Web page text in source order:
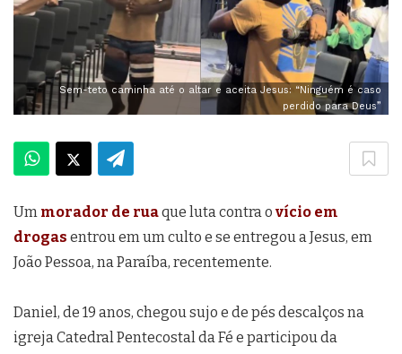
Sem-teto caminha até o altar e aceita Jesus: “Ninguém é caso
perdido para Deus”
Um morador de ruaque luta contra o vício em
drogas entrou em um culto e se entregou a Jesus, em
João Pessoa, na Paraíba, recentemente.
Daniel, de 19 anos, chegou sujo e de pés descalços na
igreja Catedral Pentecostal da Fé e participou da